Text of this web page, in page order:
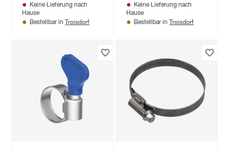
26-teilig
Keine Lieferung nach
Hause
Bestellbar in Troisdorf
Keine Lieferung nach
Hause
Bestellbar in Troisdorf